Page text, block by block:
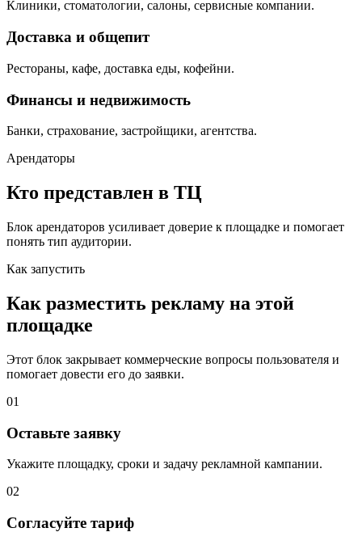
Клиники, стоматологии, салоны, сервисные компании.
Доставка и общепит
Рестораны, кафе, доставка еды, кофейни.
Финансы и недвижимость
Банки, страхование, застройщики, агентства.
Арендаторы
Кто представлен в ТЦ
Блок арендаторов усиливает доверие к площадке и помогает
понять тип аудитории.
Как запустить
Как разместить рекламу на этой
площадке
Этот блок закрывает коммерческие вопросы пользователя и
помогает довести его до заявки.
01
Оставьте заявку
Укажите площадку, сроки и задачу рекламной кампании.
02
Согласуйте тариф